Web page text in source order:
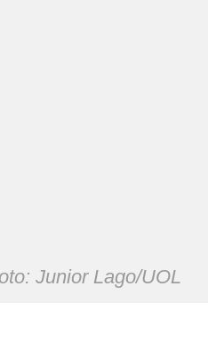
Junior Lago/UOL